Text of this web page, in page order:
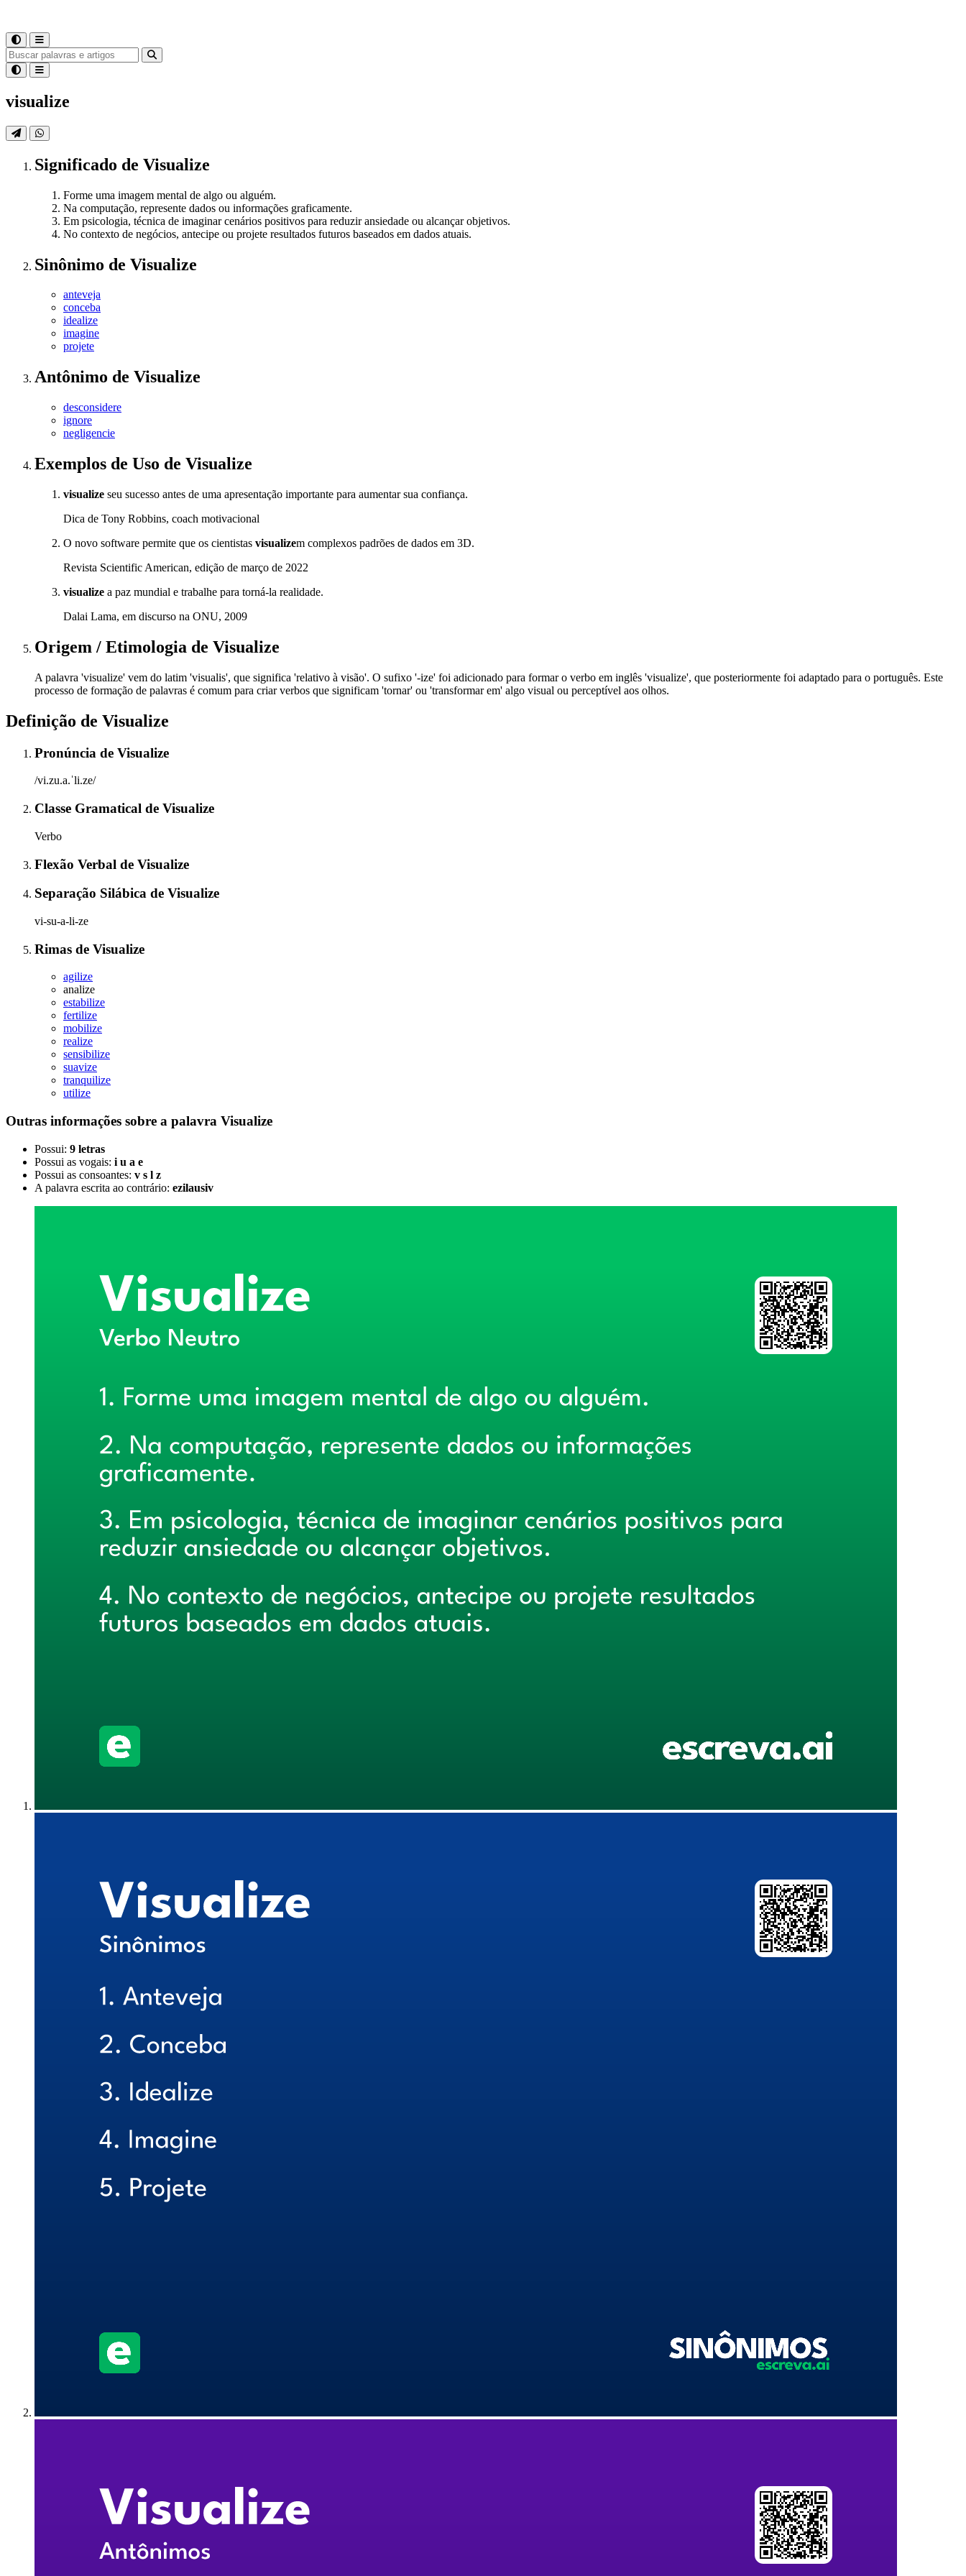
visualize
Significado de Visualize
Forme uma imagem mental de algo ou alguém.
Na computação, represente dados ou informações graficamente.
Em psicologia, técnica de imaginar cenários positivos para reduzir ansiedade ou alcançar objetivos.
No contexto de negócios, antecipe ou projete resultados futuros baseados em dados atuais.
Sinônimo de Visualize
anteveja
conceba
idealize
imagine
projete
Antônimo de Visualize
desconsidere
ignore
negligencie
Exemplos de Uso de Visualize
visualize seu sucesso antes de uma apresentação importante para aumentar sua confiança.
Dica de Tony Robbins, coach motivacional
O novo software permite que os cientistas visualizem complexos padrões de dados em 3D.
Revista Scientific American, edição de março de 2022
visualize a paz mundial e trabalhe para torná-la realidade.
Dalai Lama, em discurso na ONU, 2009
Origem / Etimologia de Visualize
A palavra 'visualize' vem do latim 'visualis', que significa 'relativo à visão'. O sufixo '-ize' foi adicionado para formar o verbo em inglês 'visualize', que posteriormente foi adaptado para o português. Este
processo de formação de palavras é comum para criar verbos que significam 'tornar' ou 'transformar em' algo visual ou perceptível aos olhos.
Definição de Visualize
Pronúncia de Visualize
/vi.zu.a.ˈli.ze/
Classe Gramatical de Visualize
Verbo
Flexão Verbal de Visualize
Separação Silábica de Visualize
vi-su-a-li-ze
Rimas de Visualize
agilize
analize
estabilize
fertilize
mobilize
realize
sensibilize
suavize
tranquilize
utilize
Outras informações sobre a palavra Visualize
Possui: 9 letras
Possui as vogais: i u a e
Possui as consoantes: v s l z
A palavra escrita ao contrário: ezilausiv